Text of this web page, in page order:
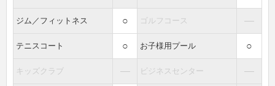
ジム／フィットネス ○ ゴルフコース ―
テニスコート ○ お子様用プール ○
キッズクラブ ― ビジネスセンター ―